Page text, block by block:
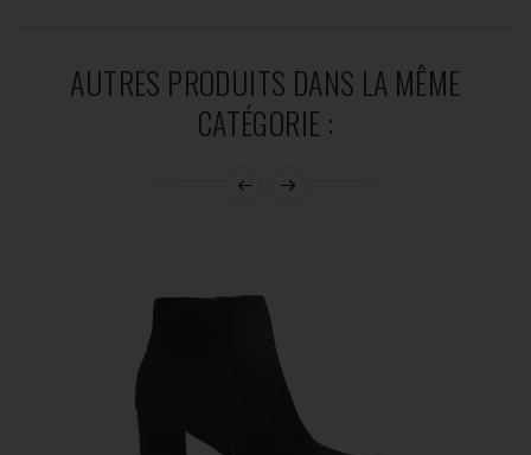
AUTRES PRODUITS DANS LA MÊME
CATÉGORIE :